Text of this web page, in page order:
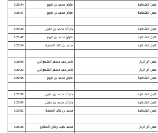
هجن الشحانية فاران محمد بن قريع
9:25:44
هجن الشحانية فاران محمد بن قريع 9:25:47
هجن الشحانية جارالله محمد بن عقيل
9:23:43
هجن الشحانية فاران محمد بن قريع
9:23:47
هجن الشحانية محمد بن خالد العطية 9:25:54
هجن أم الزبار ناصر حمد مسفر الشهواني
9:25:66
هجن ام الزبار ناصر حمد مسفر الشهواني
9:27:22
هجن الشحانية فاران محمد بن قريع 9:27:55
هجن الشحانية جارالله محمد بن عقيل
9:20:93
هجن الشحانية جارالله محمد بن عقيل
9:23:06
هجن الشحانية محمد بن خالد العطية 9:23:51
هجن أم الزبار محمد بخيت برقان المقارح
9:26:35